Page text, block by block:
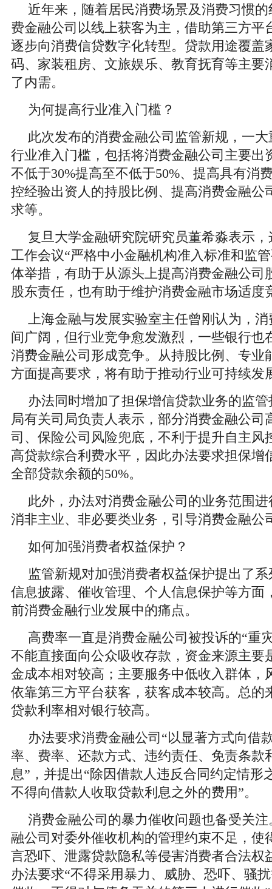
近年来，随着居民消费场景及消费习惯
费金融公司以线上获客为主，借助第三方平
逐步向消费信贷数字化转型。贷款用途覆盖
码、家装租房、文旅娱乐、教育抚育等主要
了内需。
为何提高行业准入门槛？
此次发布的消费金融公司监管新规，一
行业准入门槛，包括将消费金融公司主要出
不低于30%提高至不低于50%、提高具有消
控经验出资人的持股比例、提高消费金融公
求等。
复旦大学金融研究院研究员董希淼表示
工作会议“严格中小金融机构准入标准和监
体举措，有助于从源头上提高消费金融公司
股东责任，也有助于维护消费金融市场适度
上海金融与发展实验室主任曾刚认为，
间广阔，但行业竞争愈发激烈，一些银行也
消费金融公司形成竞争。从持股比例、专业
方面提高要求，将有助于推动行业可持续发
办法同时增加了担保增信贷款业务的监
局有关司局负责人表示，部分消费金融公司
司、保险公司风险兜底，不利于提升自主风
高贷款综合利费水平，因此办法要求担保增
全部贷款余额的50%。
此外，办法对消费金融公司的业务范围
消非主业、非必要类业务，引导消费金融公
如何加强消费者权益保护？
监管新规对加强消费者权益保护提出了
信息披露、催收管理、个人信息保护等方面
前消费金融行业发展中的痛点。
高费率一直是消费金融公司被投诉的“重
不能直接面向公众吸收存款，资金来源主要
金成本相对较高；主要服务中低收入群体，
依靠第三方平台获客，获客成本较高。总的
贷款利率相对银行较高。
办法要求消费金融公司“以显著方式向借
率、费率、还款方式、违约责任、免责条款
息”，并提出“除因借款人违反合同约定情形
不得向借款人收取贷款利息之外的费用”。
消费金融公司的暴力催收问题也备受关
融公司对委外催收机构的管理约束不足，使
言恐吓、泄露贷款隐私等侵害消费者合法权
办法要求“不得采用暴力、威胁、恐吓、骚